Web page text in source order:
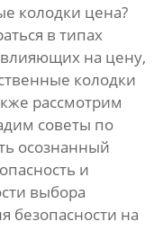
колодки цена?
в типах
на цену,
колодки
рассмотрим
советы по
осознанный
и
выбора
безопасности на